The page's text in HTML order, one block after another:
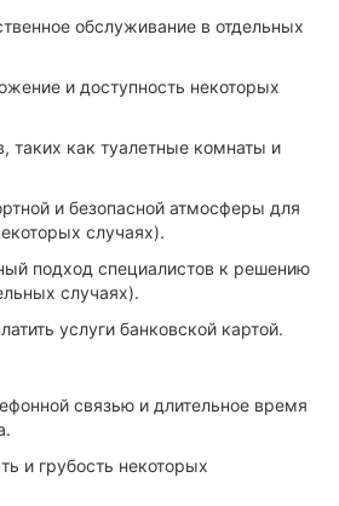
обслуживание в отдельных
и доступность некоторых
таких как туалетные комнаты и
и безопасной атмосферы для
случаях).
подход специалистов к решению
случаях).
услуги банковской картой.
связью и длительное время
и грубость некоторых